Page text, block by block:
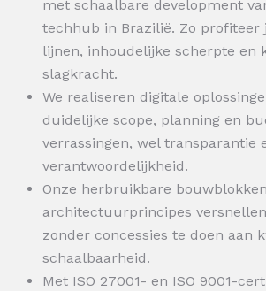
met schaalbare development
techhub in Brazilië. Zo profiteer
lijnen, inhoudelijke scherpte en
slagkracht.
We realiseren digitale
duidelijke scope, planning en
verrassingen, wel transparantie
verantwoordelijkheid.
Onze herbruikbare
architectuurprincipes
zonder concessies te doen aan
schaalbaarheid.
Met ISO 27001- en ISO 9001-